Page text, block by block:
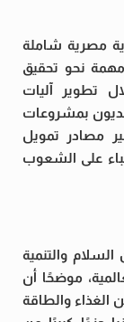
مصرية شاملة
مهمة نحو تحقيق
تطوير آليات
بمشروعات
مصادر تمويل
على الشعوب
والتنمية
موضحًا أن
الغذاء والطاقة